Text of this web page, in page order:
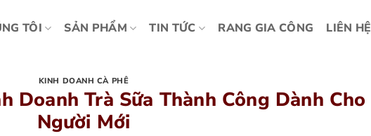
TÔI SẢN PHẨM TIN TỨC RANG GIA CÔNG LIÊN HỆ
KINH DOANH CÀ PHÊ
Doanh Trà Sữa Thành Công Dành Cho
Người Mới